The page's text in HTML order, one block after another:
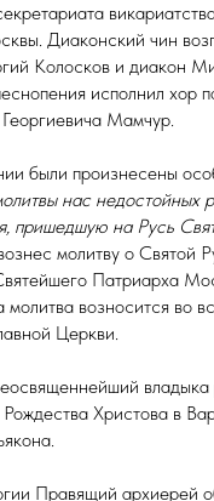
Диаконский чин
Колосков и диакон
исполнил хор
Мамчур.
были произнесены
нас недостойных
пришедшую на Русь
молитву о Святой
Патриарха
молитва возносится во
Церкви.
владыка
Христова в
Правящий архиерей